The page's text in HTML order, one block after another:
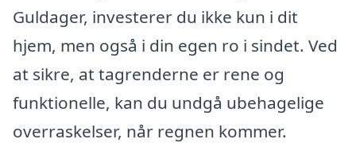
Guldager, investerer du ikke kun i dit
hjem, men også i din egen ro i sindet. Ved
at sikre, at tagrenderne er rene og
funktionelle, kan du undgå ubehagelige
overraskelser, når regnen kommer.